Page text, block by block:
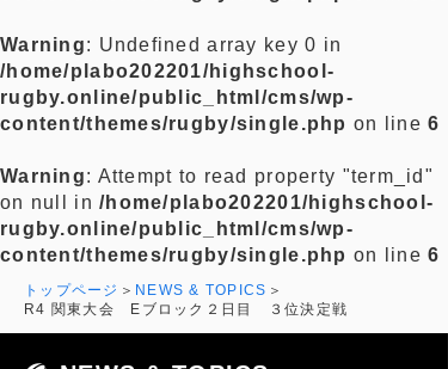
Warning: Undefined array key 0 in
/home/plabo202201/highschool-
rugby.online/public_html/cms/wp-
content/themes/rugby/single.php on line6
Warning: Attempt to read property "term_id"
on null in/home/plabo202201/highschool-
rugby.online/public_html/cms/wp-
content/themes/rugby/single.php on line6
トップページ
NEWS & TOPICS
R4 関東大会 Eブロック２日目 ３位決定戦